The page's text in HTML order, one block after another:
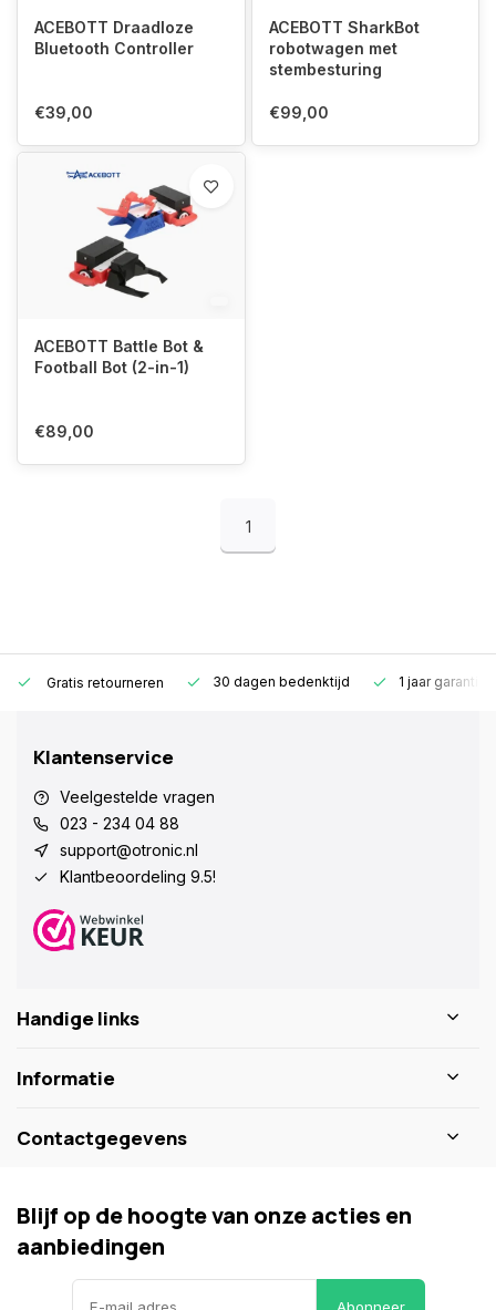
ACEBOTT Draadloze
Bluetooth Controller
€39,00
ACEBOTT SharkBot
robotwagen met
stembesturing
€99,00
ACEBOTT Battle Bot &
Football Bot (2-in-1)
€89,00
1
Gratis retourneren 30 dagen bedenktijd 1 jaar garantie
Klantenservice
Veelgestelde vragen
023 - 234 04 88
support@otronic.nl
Klantbeoordeling 9.5!
Handige links
Informatie
Contactgegevens
Blijf op de hoogte van onze acties en
aanbiedingen